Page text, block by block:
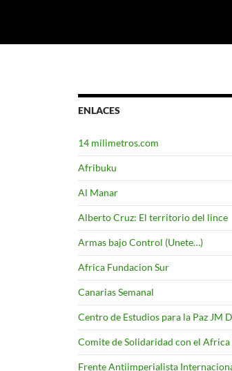
ENLACES
14 milimetros.com
Afribuku
Al Manar
Alberto Cruz: El territorio del lince
Armas bajo Control (Unete…)
Africa Fundacion Sur
Canarias Semanal
Centro de Estudios para la Paz JM
Comite de Solidaridad con el Africa
Frente Antiimperialista